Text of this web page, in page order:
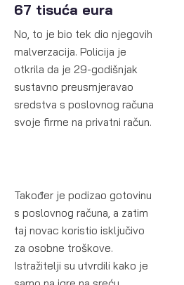
67 tisuća eura
No, to je bio tek dio njegovih
malverzacija. Policija je
otkrila da je 29-godišnjak
sustavno preusmjeravao
sredstva s poslovnog računa
svoje firme na privatni račun.
Također je podizao gotovinu
s poslovnog računa, a zatim
taj novac koristio isključivo
za osobne troškove.
Istražitelji su utvrdili kako je